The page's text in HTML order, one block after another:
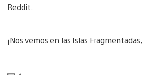
Reddit.
¡Nos vemos en las Islas